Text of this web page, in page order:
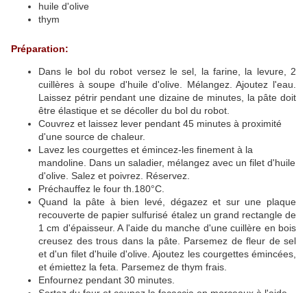
huile d'olive
thym
Préparation:
Dans le bol du robot versez le sel, la farine, la levure, 2
cuillères à soupe d'huile d'olive. Mélangez. Ajoutez l'eau.
Laissez pétrir pendant une dizaine de minutes, la pâte doit
être élastique et se décoller du bol du robot.
Couvrez et laissez lever pendant 45 minutes à proximité
d'une source de chaleur.
Lavez les courgettes et émincez-les finement à la
mandoline. Dans un saladier, mélangez avec un filet d'huile
d'olive. Salez et poivrez. Réservez.
Préchauffez le four th.180°C.
Quand la pâte à bien levé, dégazez et sur une plaque
recouverte de papier sulfurisé étalez un grand rectangle de
1 cm d'épaisseur. A l'aide du manche d'une cuillère en bois
creusez des trous dans la pâte. Parsemez de fleur de sel
et d'un filet d'huile d'olive. Ajoutez les courgettes émincées,
et émiettez la feta. Parsemez de thym frais.
Enfournez pendant 30 minutes.